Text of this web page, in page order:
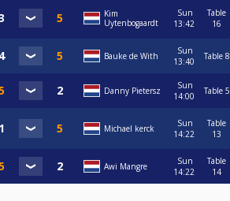
Kim
Uytenbogaardt
Sun
13:42
Table
16
Bauke de With
Sun
13:40
Table 8
Danny Pietersz
Sun
14:00
Table 5
Michael kerck
Sun
14:22
Table
13
Awi Mangre
Sun
14:22
Table
14